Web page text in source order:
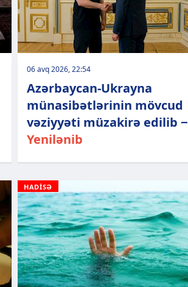
06 avq 2026, 22:54
Azərbaycan-Ukrayna
münasibətlərinin mövcud
vəziyyəti müzakirə edilib −
Yenilənib
HADİSƏ